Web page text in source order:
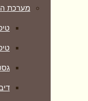
מערכת